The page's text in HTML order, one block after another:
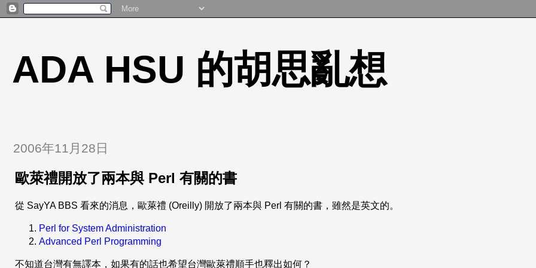
ADA HSU 的胡思亂想
2006年11月28日
歐萊禮開放了兩本與 Perl 有關的書
從 SayYA BBS 看來的消息，歐萊禮 (Oreilly) 開放了兩本與 Perl 有關的書，雖然是英文的。
Perl for System Administration
Advanced Perl Programming
不知道台灣有無譯本，如果有的話也希望台灣歐萊禮順手也釋出如何？